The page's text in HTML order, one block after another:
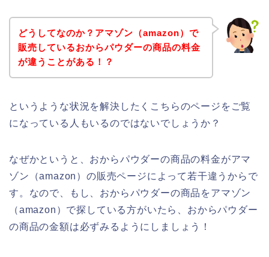
どうしてなのか？アマゾン（amazon）で
販売しているおからパウダーの商品の料金
が違うことがある！？
というような状況を解決したくこちらのページをご覧
になっている人もいるのではないでしょうか？
なぜかというと、おからパウダーの商品の料金がアマ
ゾン（amazon）の販売ページによって若干違うからで
す。なので、もし、おからパウダーの商品をアマゾン
（amazon）で探している方がいたら、おからパウダー
の商品の金額は必ずみるようにしましょう！